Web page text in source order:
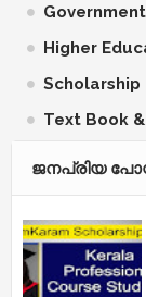
Higher
Scholarship
Text Book
ജനപ്രിയ